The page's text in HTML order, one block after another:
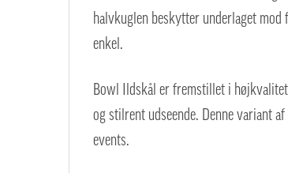
halvkuglen beskytter underlaget
enkel.
Bowl Ildskål er fremstillet i
og stilrent udseende. Denne variant
events.